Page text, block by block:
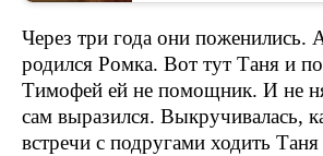
Через три года они поженились.
родился Ромка. Вот тут Таня и
Тимофей ей не помощник. И не
сам выразился. Выкручивалась,
встречи с подругами ходить